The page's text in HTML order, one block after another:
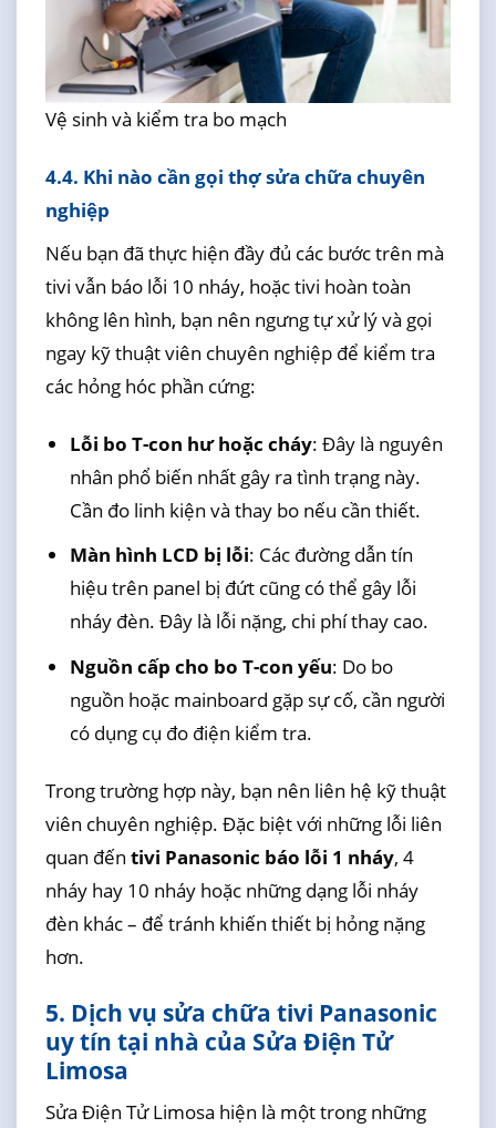
Vệ sinh và kiểm tra bo mạch
4.4. Khi nào cần gọi thợ sửa chữa chuyên
nghiệp
Nếu bạn đã thực hiện đầy đủ các bước trên mà
tivi vẫn báo lỗi 10 nháy, hoặc tivi hoàn toàn
không lên hình, bạn nên ngưng tự xử lý và gọi
ngay kỹ thuật viên chuyên nghiệp để kiểm tra
các hỏng hóc phần cứng:
Lỗi bo T-con hư hoặc cháy: Đây là nguyên
nhân phổ biến nhất gây ra tình trạng này.
Cần đo linh kiện và thay bo nếu cần thiết.
Màn hình LCD bị lỗi: Các đường dẫn tín
hiệu trên panel bị đứt cũng có thể gây lỗi
nháy đèn. Đây là lỗi nặng, chi phí thay cao.
Nguồn cấp cho bo T-con yếu: Do bo
nguồn hoặc mainboard gặp sự cố, cần người
có dụng cụ đo điện kiểm tra.
Trong trường hợp này, bạn nên liên hệ kỹ thuật
viên chuyên nghiệp. Đặc biệt với những lỗi liên
quan đến tivi Panasonic báo lỗi 1 nháy, 4
nháy hay 10 nháy hoặc những dạng lỗi nháy
đèn khác – để tránh khiến thiết bị hỏng nặng
hơn.
5. Dịch vụ sửa chữa tivi Panasonic
uy tín tại nhà của Sửa Điện Tử
Limosa
Sửa Điện Tử Limosa hiện là một trong những